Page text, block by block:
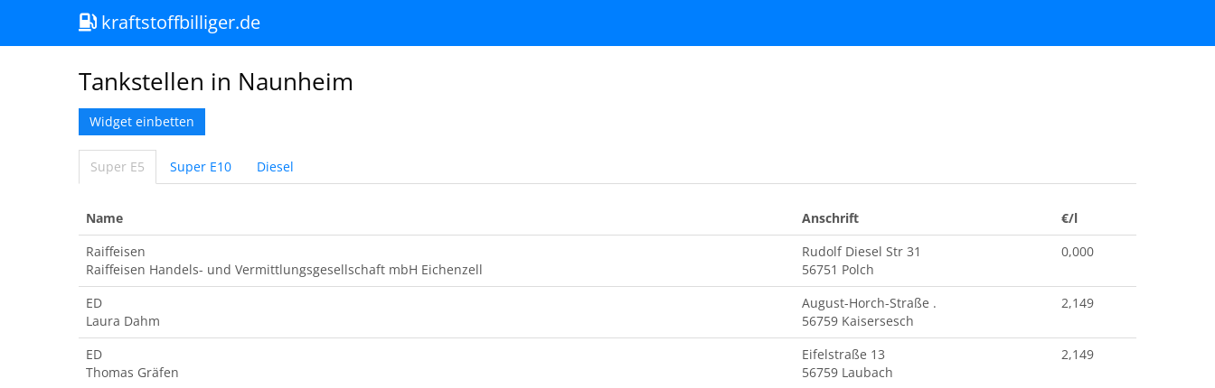
kraftstoffbilliger.de
Tankstellen in Naunheim
Widget einbetten
Super E5 Super E10 Diesel
Name Anschrift
€/l
Raiffeisen
Raiffeisen Handels- und Vermittlungsgesellschaft mbH Eichenzell
Rudolf Diesel Str 31
56751 Polch
0,000
ED
Laura Dahm
August-Horch-Straße .
56759 Kaisersesch
2,149
ED
Thomas Gräfen
Eifelstraße 13
56759 Laubach
2,149